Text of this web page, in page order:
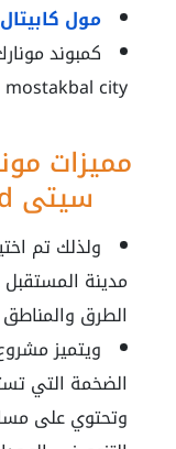
مول
كمبوند
mostakbal city
مميزات
سيتي monark compound
ولذلك تم
مدينة
الطرق والمناطق
ويتميز
الضخمة التي
وتحتوي على